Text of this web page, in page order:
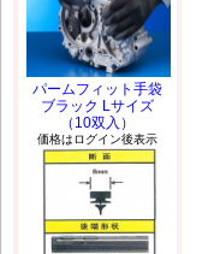
パームフィット手袋
ブラック Lサイズ
（10双入）
価格はログイン後表示